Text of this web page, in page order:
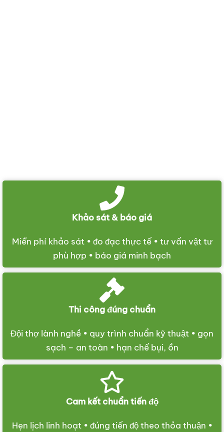
Khảo sát & báo giá
Miễn phí khảo sát • đo đạc thực tế • tư vấn vật tư
phù hợp • báo giá minh bạch
Thi công đúng chuẩn
Đội thợ lành nghề • quy trình chuẩn kỹ thuật • gọn
sạch – an toàn • hạn chế bụi, ồn
Cam kết chuẩn tiến độ
Hẹn lịch linh hoạt • đúng tiến độ theo thỏa thuận •